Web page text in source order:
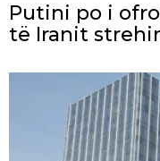
Putini po i
të Iranit